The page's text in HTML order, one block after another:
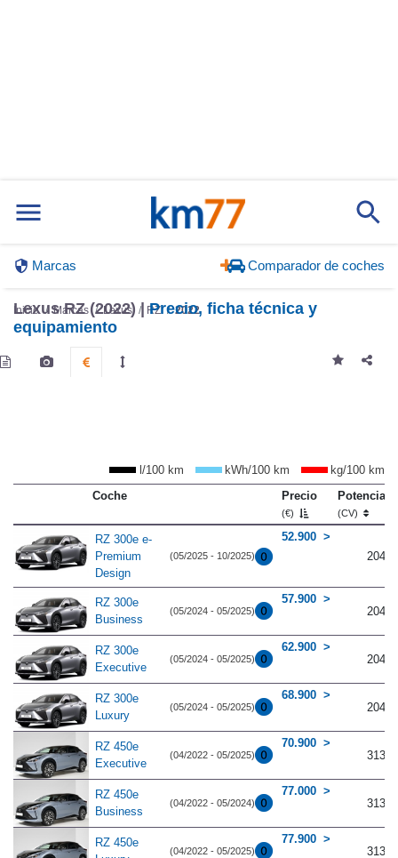
Marcas Comparador de coches
Inicio Marcas Lexus RZ 2022
Lexus RZ (2022) |Precio, ficha técnica y
equipamiento
l/100 km kWh/100 km
kg/100 km
Coche
Precio
(€)
Potencia
(CV)
RZ 300e e-
Premium
Design
(05/2025 - 10/2025)
52.900
204
RZ 300e
Business
(05/2024 - 05/2025)
57.900
204
RZ 300e
Executive
(05/2024 - 05/2025)
62.900
204
RZ 300e
Luxury
(05/2024 - 05/2025)
68.900
204
RZ 450e
Executive
(04/2022 - 05/2025)
70.900
313
RZ 450e
Business
(04/2022 - 05/2024)
77.000
313
RZ 450e
(04/2022 - 05/2025)
77.900
313